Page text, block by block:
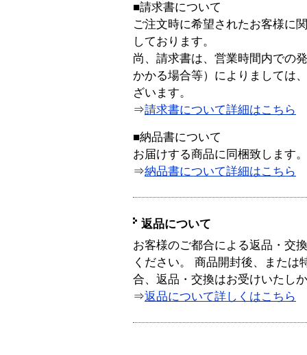
■請求書について
ご注文時に希望されたお客様に
しております。
尚、請求書は、営業時間内での
かかる場合等）によりましては
ざいます。
⇒請求書について詳細はこちら
■納品書について
お届けする商品に同梱致します。
⇒納品書について詳細はこちら
返品について
お客様のご都合による返品・交
ください。 商品開封後、または
合、返品・交換はお受けいたし
⇒返品について詳しくはこちら